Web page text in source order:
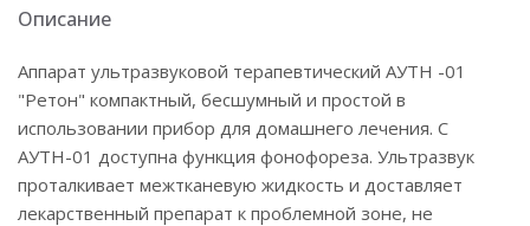
Описание
Аппарат ультразвуковой терапевтический АУТН -01
"Ретон" компактный, бесшумный и простой в
использовании прибор для домашнего лечения. С
АУТН-01 доступна функция фонофореза. Ультразвук
проталкивает межтканевую жидкость и доставляет
лекарственный препарат к проблемной зоне, не